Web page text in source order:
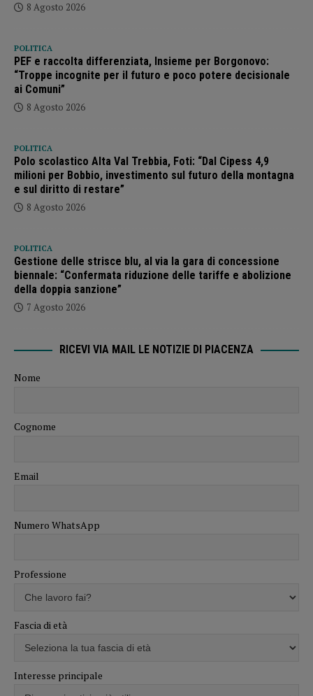
8 Agosto 2026
POLITICA
PEF e raccolta differenziata, Insieme per Borgonovo:
“Troppe incognite per il futuro e poco potere decisionale
ai Comuni”
8 Agosto 2026
POLITICA
Polo scolastico Alta Val Trebbia, Foti: “Dal Cipess 4,9
milioni per Bobbio, investimento sul futuro della montagna
e sul diritto di restare”
8 Agosto 2026
POLITICA
Gestione delle strisce blu, al via la gara di concessione
biennale: “Confermata riduzione delle tariffe e abolizione
della doppia sanzione”
7 Agosto 2026
RICEVI VIA MAIL LE NOTIZIE DI PIACENZA
Nome
Cognome
Email
Numero WhatsApp
Professione
Fascia di età
Interesse principale